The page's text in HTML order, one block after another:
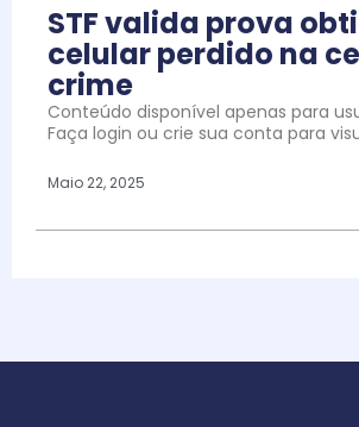
STF valida prova
celular perdido na
crime
Conteúdo disponível apenas para
Faça login ou crie sua conta para
Maio 22, 2025